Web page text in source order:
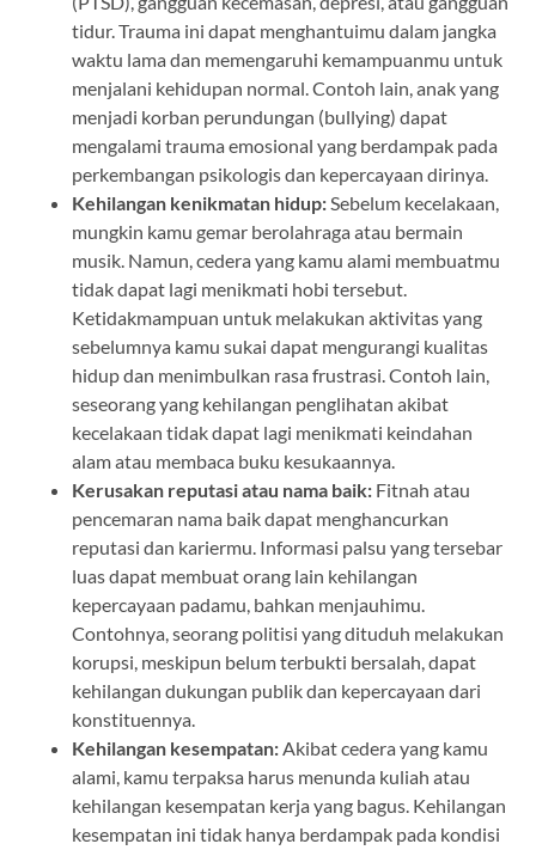
tidur. Trauma ini dapat menghantuimu dalam jangka
waktu lama dan memengaruhi kemampuanmu untuk
menjalani kehidupan normal. Contoh lain, anak yang
menjadi korban perundungan (bullying) dapat
mengalami trauma emosional yang berdampak pada
perkembangan psikologis dan kepercayaan dirinya.
Kehilangan kenikmatan hidup:Sebelum kecelakaan,
mungkin kamu gemar berolahraga atau bermain
musik. Namun, cedera yang kamu alami membuatmu
tidak dapat lagi menikmati hobi tersebut.
Ketidakmampuan untuk melakukan aktivitas yang
sebelumnya kamu sukai dapat mengurangi kualitas
hidup dan menimbulkan rasa frustrasi. Contoh lain,
seseorang yang kehilangan penglihatan akibat
kecelakaan tidak dapat lagi menikmati keindahan
alam atau membaca buku kesukaannya.
Kerusakan reputasi atau nama baik: Fitnah atau
pencemaran nama baik dapat menghancurkan
reputasi dan kariermu. Informasi palsu yang tersebar
luas dapat membuat orang lain kehilangan
kepercayaan padamu, bahkan menjauhimu.
Contohnya, seorang politisi yang dituduh melakukan
korupsi, meskipun belum terbukti bersalah, dapat
kehilangan dukungan publik dan kepercayaan dari
konstituennya.
Kehilangan kesempatan:Akibat cedera yang kamu
alami, kamu terpaksa harus menunda kuliah atau
kehilangan kesempatan kerja yang bagus. Kehilangan
kesempatan ini tidak hanya berdampak pada kondisi